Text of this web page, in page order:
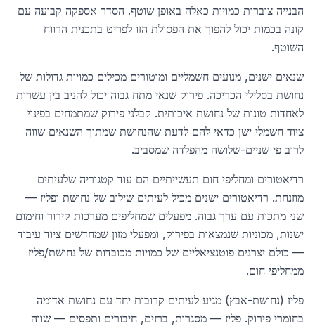
הבנייה צוברות כמויות כאלה באופן שוטף. הסדר אספקה קבועה עם
קונה בכמות יכול להפוך את הפסולת הזו לפריט בתכנית הרווח
השוטף.
שנאים ישנים, מנועים חשמליים ומוטורים מכילים כמויות גדולות של
נחושת בסלילי הכריכה. פירוק שנאי מתח גבוה יכול להניב בין עשרות
לאחדות טונות של נחושת איכותית. קבלני פירוק שמתמחים בפינוי
ציוד חשמלי ישן כדאי להם לדעת שהנחושת שמתוך השנאים שווה
לרוב פי שניים-שלושה מהפלדה שמסביב.
רדיאטורים ומחליפי חום תעשייתיים הם עוד קטגוריה שלעיתים
מוזנחת. רדיאטורים ישנים מכיל לעיתים שילוב של נחושת ופליז —
שני מתכות עם ערך גבוה. מפעלים שמחליפים מערכות קירור וחימום
ישנות, מכוניות שנמצאות בפירוק, ומפעלי מזון שמחדשים ציוד עיבוד
— כולם יצרנים פוטנציאליים של כמויות מכובדות של נחושת/פליז
ממחליפי חום.
פליז (נחושת-אבץ) מגיע לעיתים קרובות יחד עם נחושת אדומה
בחומרי פירוק. פליז — מסגרות, ברזים, חיבורים ותפסים — שווה